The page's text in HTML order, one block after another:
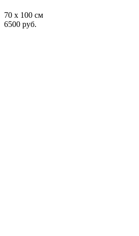
70 x 100 см
6500 руб.